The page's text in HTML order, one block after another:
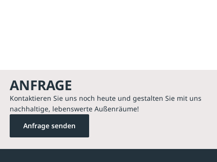
ANFRAGE
Kontaktieren Sie uns noch heute und gestalten Sie mit uns
nachhaltige, lebenswerte Außenräume!
Anfrage senden